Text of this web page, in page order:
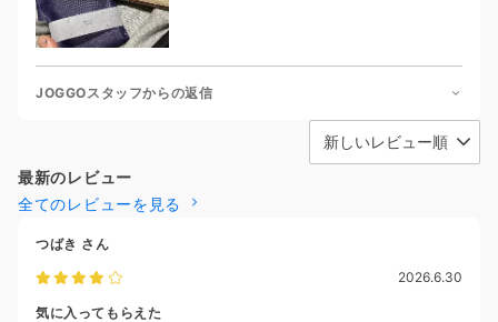
JOGGOスタッフからの返信
最新のレビュー
全てのレビューを見る
つばき さん
2026.6.30
気に入ってもらえた